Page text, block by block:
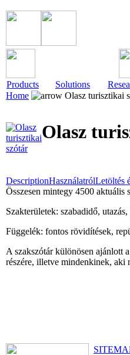
Products Solutions
Home
Olasz turisztikai
Olasz
DescriptionHasználatrólLetöltés
Összesen mintegy 4500
Szakterületek: szabadidő,
Függelék: fontos rövidítések,
A szakszótár különösen ajánlott
részére, illetve mindenkinek, aki